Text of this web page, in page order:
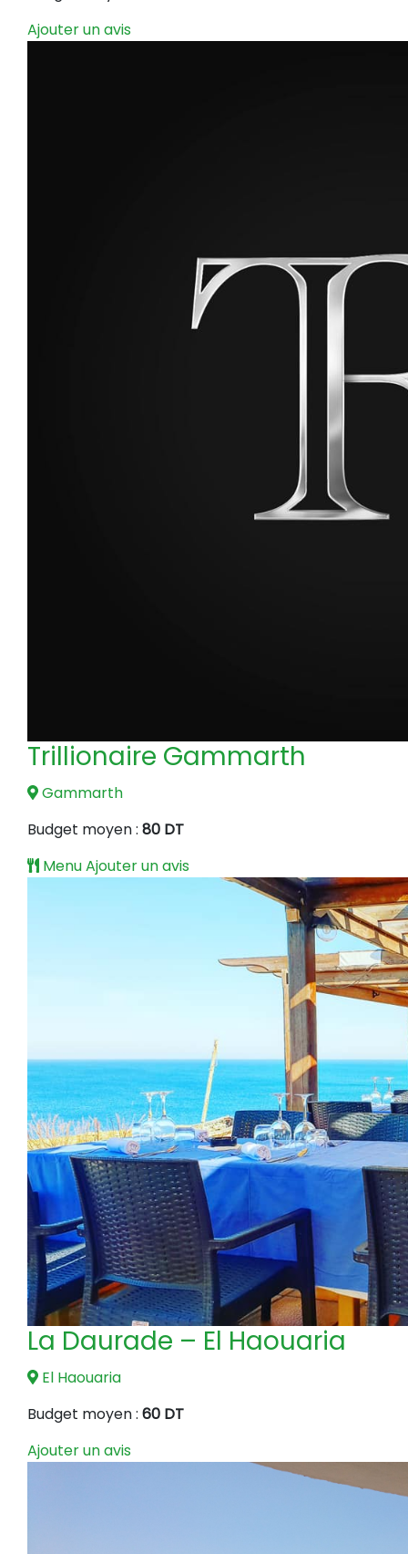
Ajouter un avis
Trillionaire Gammarth
Gammarth
Budget moyen : 80 DT
MenuAjouter un avis
La Daurade – El Haouaria
El Haouaria
Budget moyen : 60 DT
Ajouter un avis